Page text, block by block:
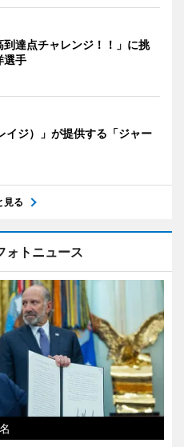
到達点チャレンジ！！」に挑
選手
イジ）」が提供する「ジャー
見る
ォトニュース